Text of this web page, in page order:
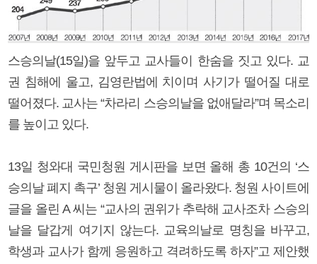
스승의날(15일)을 앞두고 교사들이 한숨을 짓고 있다. 교
권 침해에 울고, 김영란법에 치이며 사기가 떨어질 대로
떨어졌다. 교사는 “차라리 스승의날을 없애달라”며 목소리
를 높이고 있다.
13일 청와대 국민청원 게시판을 보면 올해 총 10건의 ‘스
승의날 폐지 촉구’ 청원 게시물이 올라왔다. 청원 사이트에
글을 올린 A 씨는 “교사의 권위가 추락해 교사조차 스승의
날을 달갑게 여기지 않는다. 교육의날로 명칭을 바꾸고,
학생과 교사가 함께 응원하고 격려하도록 하자”고 제안했